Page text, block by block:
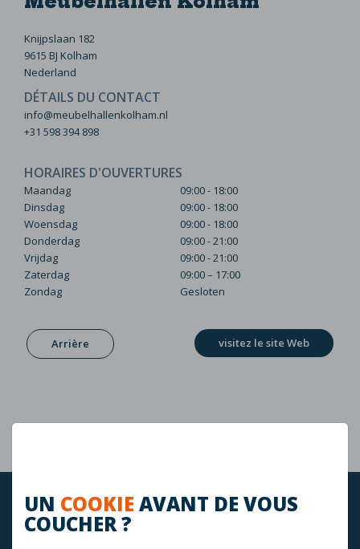
UN COOKIE AVANT DE VOUS
COUCHER ?
Knijpslaan 182
9615 BJ Kolham
Nederland
DÉTAILS DU CONTACT
info@meubelhallenkolham.nl
+31 598 394 898
HORAIRES D'OUVERTURES
Maandag
09:00 - 18:00
Dinsdag
09:00 - 18:00
Woensdag
09:00 - 18:00
Donderdag
09:00 - 21:00
Vrijdag
09:00 - 21:00
Zaterdag
09:00 – 17:00
Zondag
Gesloten
Arrière visitez le site Web
RESTEZ À JOUR!